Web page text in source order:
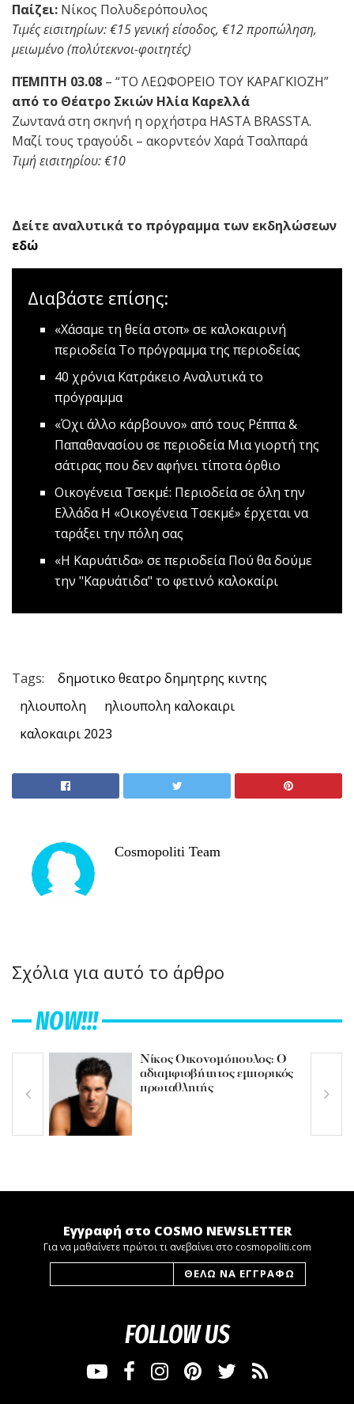
Παίζει: Νίκος Πολυδερόπουλος
Τιμές εισιτηρίων: €15 γενική είσοδος, €12 προπώληση,
μειωμένο (πολύτεκνοι-φοιτητές)
ΠΈΜΠΤΗ 03.08 – “ΤΟ ΛΕΩΦΟΡΕΙΟ ΤΟΥ ΚΑΡΑΓΚΙΟΖΗ”
από το Θέατρο Σκιών Ηλία Καρελλά
Ζωντανά στη σκηνή η ορχήστρα HASTA BRASSTA.
Μαζί τους τραγούδι – ακορντεόν Χαρά Τσαλπαρά
Τιμή εισιτηρίου: €10
Δείτε αναλυτικά το πρόγραμμα των εκδηλώσεων
εδώ
Διαβάστε επίσης:
«Χάσαμε τη θεία στοπ» σε καλοκαιρινή
περιοδείαΤο πρόγραμμα της περιοδείας
40 χρόνια Κατράκειο Αναλυτικά το
πρόγραμμα
«Όχι άλλο κάρβουνο» από τους Ρέππα &
Παπαθανασίου σε περιοδείαΜια γιορτή της
σάτιρας που δεν αφήνει τίποτα όρθιο
Οικογένεια Τσεκμέ: Περιοδεία σε όλη την
ΕλλάδαΗ «Οικογένεια Τσεκμέ» έρχεται να
ταράξει την πόλη σας
«Η Καρυάτιδα» σε περιοδείαΠού θα δούμε
την "Καρυάτιδα" το φετινό καλοκαίρι
Tags:
δημοτικο θεατρο δημητρης κιντης
ηλιουπολη
ηλιουπολη καλοκαιρι
καλοκαιρι 2023
Cosmopoliti Team
Σχόλια για αυτό το άρθρο
NOW!!!
Νίκος Οικονομόπουλος: Ο
αδιαμφισβήτητος εμπορικός
πρωταθλητής
Εγγραφή στο COSMO NEWSLETTER
Για να μαθαίνετε πρώτοι τι ανεβαίνει στο cosmopoliti.com
FOLLOW US